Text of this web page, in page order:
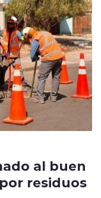
al buen
residuos